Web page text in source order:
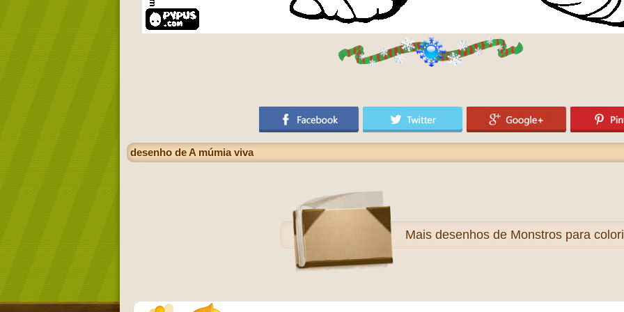
desenho de A múmia viva
Mais desenhos de Monstros para